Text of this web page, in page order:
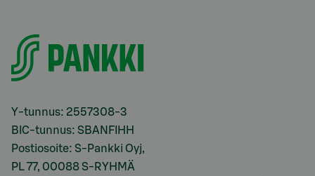
Y-tunnus: 2557308-3
BIC-tunnus: SBANFIHH
Postiosoite: S-Pankki Oyj,
PL 77, 00088 S-RYHMÄ